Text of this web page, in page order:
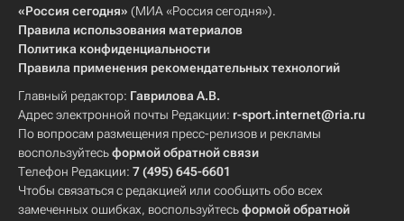
«Россия сегодня» (МИА «Россия сегодня»).
Правила использования материалов
Политика конфиденциальности
Правила применения рекомендательных технологий
Главный редактор: Гаврилова А.В.
Адрес электронной почты Редакции: r-sport.internet@ria.ru
По вопросам размещения пресс-релизов и рекламы
воспользуйтесьформой обратной связи
Телефон Редакции: 7 (495) 645-6601
Чтобы связаться с редакцией или сообщить обо всех
замеченных ошибках, воспользуйтесьформой обратной